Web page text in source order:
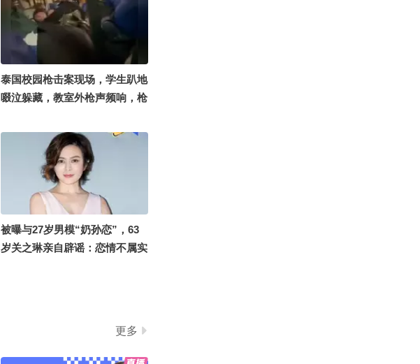
泰国校园枪击案现场，学生趴地
啜泣躲藏，教室外枪声频响，枪
生
被曝与27岁男模“奶孙恋”，63
岁关之琳亲自辟谣：恋情不属实
更多